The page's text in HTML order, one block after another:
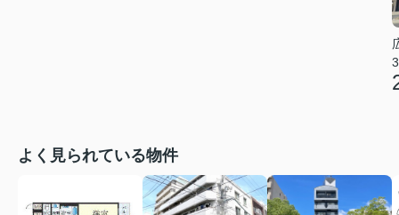
よく見られている物件